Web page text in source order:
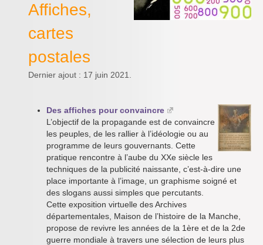
Nos outils de partage
Affiches,
cartes
postales
Dernier ajout : 17 juin 2021.
Des affiches pour convaincre
L’objectif de la propagande est de convaincre
les peuples, de les rallier à l’idéologie ou au
programme de leurs gouvernants. Cette
pratique rencontre à l’aube du XXe siècle les
techniques de la publicité naissante, c’est-à-dire une
place importante à l’image, un graphisme soigné et
des slogans aussi simples que percutants.
Cette exposition virtuelle des Archives
départementales, Maison de l’histoire de la Manche,
propose de revivre les années de la 1ère et de la 2de
guerre mondiale à travers une sélection de leurs plus